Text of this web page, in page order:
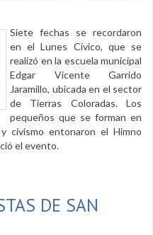
Siete fechas se recordaron
en el Lunes Cívico, que se
realizó en la escuela municipal
Edgar Vicente Garrido
Jaramillo, ubicada en el sector
de Tierras Coloradas. Los
pequeños que se forman en
civismo entonaron el Himno
el evento.
DE SAN